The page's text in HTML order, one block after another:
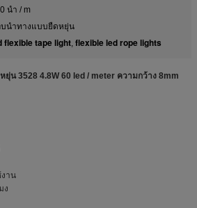
นำ / m
นำทางแบบยืดหยุ่น
flexible tape light, flexible led rope lights
ยุ่น 3528 4.8W 60 led / meter ความกว้าง 8mm
งาน
ง